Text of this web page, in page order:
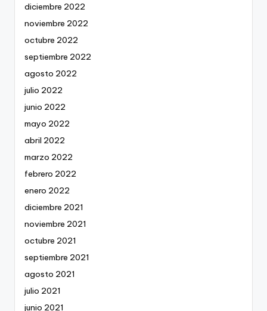
diciembre 2022
noviembre 2022
octubre 2022
septiembre 2022
agosto 2022
julio 2022
junio 2022
mayo 2022
abril 2022
marzo 2022
febrero 2022
enero 2022
diciembre 2021
noviembre 2021
octubre 2021
septiembre 2021
agosto 2021
julio 2021
junio 2021